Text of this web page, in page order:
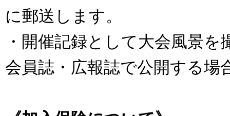
に郵送します。
・開催記録として大会風景
会員誌・広報誌で公開する場